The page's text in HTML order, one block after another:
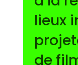
lieux
de